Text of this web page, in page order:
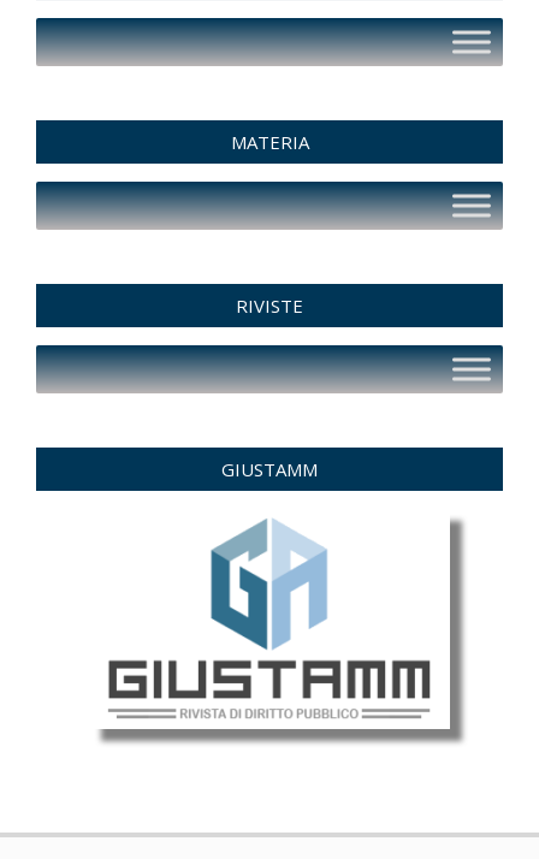
MATERIA
RIVISTE
GIUSTAMM